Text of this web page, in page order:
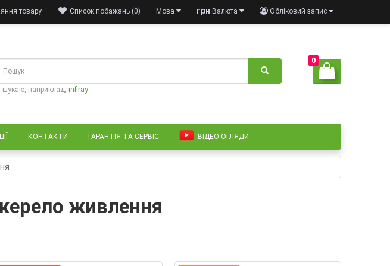
Обліковий запис
грн Валюта
Мова
Список побажань (0)
товару
0
шукаю, наприклад, infiray
КОНТАКТИ ГАРАНТІЯ ТА СЕРВІС ВІДЕО ОГЛЯДИ
живлення